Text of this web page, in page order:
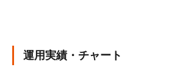
運用実績・チャート